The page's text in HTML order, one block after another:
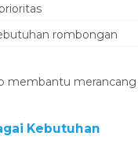
rombongan
membantu
Kebutuhan